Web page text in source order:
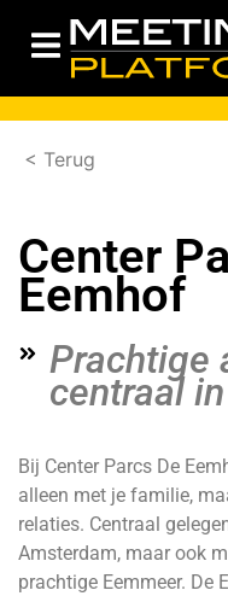
< Terug
Center
Eemhof
Prachtige
centraal
Bij Center Parcs De
alleen met je familie,
relaties. Centraal
Amsterdam, maar ook
prachtige Eemmeer. De